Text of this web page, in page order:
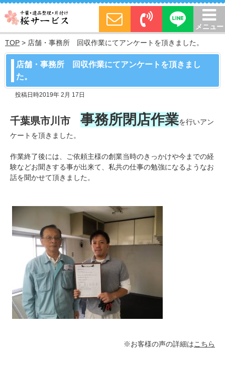
メニュー
TOP > 店舗・事務所 回収作業にてアンケートを頂きました。
店舗・事務所 回収作業にてアンケートを頂きまし
た。
投稿日時2019年 2月 17日
千葉県市川市 事務所閉店作業を行いアン
ケートを頂きました。
作業終了後には、ご依頼主様の創業当時のきっかけや今までの経
験などお聞きする事が出来て、私共の仕事の勉強になるようなお
話を聞かせて頂きました。
※お客様の声の詳細はこちら